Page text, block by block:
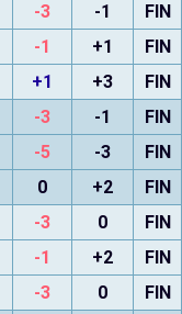
-3 -1
FIN
-1 +1
FIN
+1 +3 FIN
-3 -1
FIN
-5 -3
FIN
0 +2 FIN
-3 0
FIN
-1 +2
FIN
-3 0 FIN